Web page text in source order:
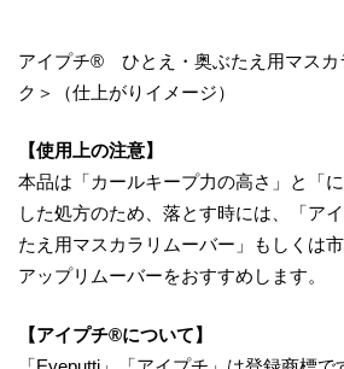
アイプチ® ひとえ・奥ぶたえ用マスカ
ク＞（仕上がりイメージ）
【使用上の注意】
本品は「カールキープ力の高さ」と「
した処方のため、落とす時には、「
たえ用マスカラリムーバー」もしくは
アップリムーバーをおすすめします。
【アイプチ®について】